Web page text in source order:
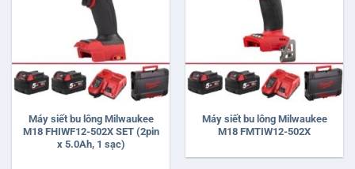
Máy siết bu lông Milwaukee
M18 FHIWF12-502X SET (2pin
x 5.0Ah, 1 sạc)
Máy siết bu lông Milwaukee
M18 FMTIW12-502X